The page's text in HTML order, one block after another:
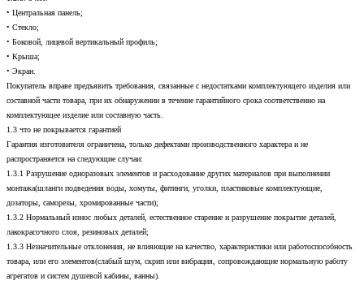
• Центральная панель;
• Стекло;
• Боковой, лицевой вертикальный профиль;
• Крыша;
• Экран.
Покупатель вправе предъявить требования, связанные с недостатками комплектующего изделия или
составной части товара, при их обнаружении в течение гарантийного срока соответственно на
комплектующее изделие или составную часть.
1.3 что не покрывается гарантией
Гарантия изготовителя ограничена, только дефектами производственного характера и не
распространяется на следующие случаи:
1.3.1 Разрушение одноразовых элементов и расходование других материалов при выполнении
монтажа(шланги подведения воды, хомуты, фитинги, уголки, пластиковые комплектующие,
дозаторы, саморезы, хромированные части);
1.3.2 Нормальный износ любых деталей, естественное старение и разрушение покрытие деталей,
лакокрасочного слоя, резиновых деталей;
1.3.3 Незначительные отклонения, не влияющие на качество, характеристики или работоспособность
товара, или его элементов(слабый шум, скрип или вибрация, сопровождающие нормальную работу
агрегатов и систем душевой кабины, ванны).